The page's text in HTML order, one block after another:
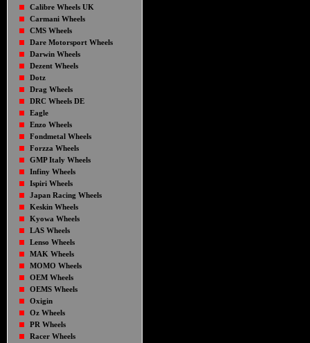
Calibre Wheels UK
Carmani Wheels
CMS Wheels
Dare Motorsport Wheels
Darwin Wheels
Dezent Wheels
Dotz
Drag Wheels
DRC Wheels DE
Eagle
Enzo Wheels
Fondmetal Wheels
Forzza Wheels
GMP Italy Wheels
Infiny Wheels
Ispiri Wheels
Japan Racing Wheels
Keskin Wheels
Kyowa Wheels
LAS Wheels
Lenso Wheels
MAK Wheels
MOMO Wheels
OEM Wheels
OEMS Wheels
Oxigin
Oz Wheels
PR Wheels
Racer Wheels